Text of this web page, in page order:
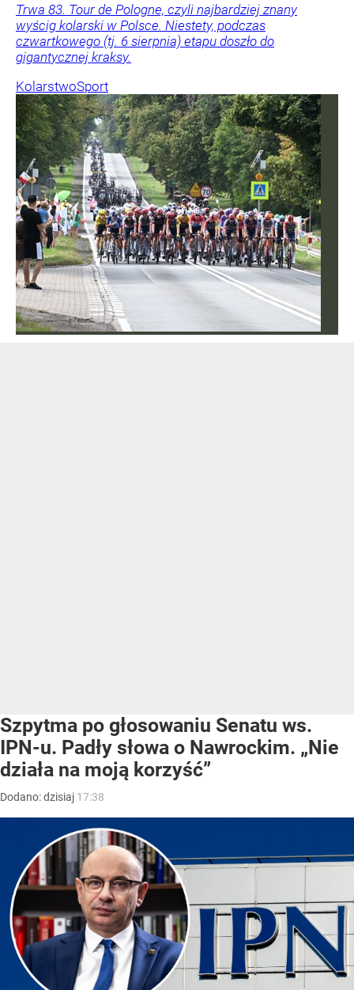
Trwa 83. Tour de Pologne, czyli najbardziej znany
wyścig kolarski w Polsce. Niestety, podczas
czwartkowego (tj. 6 sierpnia) etapu doszło do
gigantycznej kraksy.
KolarstwoSport
Szpytma po głosowaniu Senatu ws.
IPN-u. Padły słowa o Nawrockim. „Nie
działa na moją korzyść”
Dodano:dzisiaj 17:38